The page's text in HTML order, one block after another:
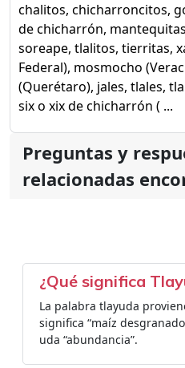
chalitos, chicharroncitos,
de chicharrón,
soreape, tlalitos, tierritas,
Federal), mosmocho
(Querétaro), jales, tlales,
six o xix de chicharrón ( ...
Preguntas y
relacionadas
¿Qué significa
La palabra tlayuda
significa “maíz
uda “abundancia”.